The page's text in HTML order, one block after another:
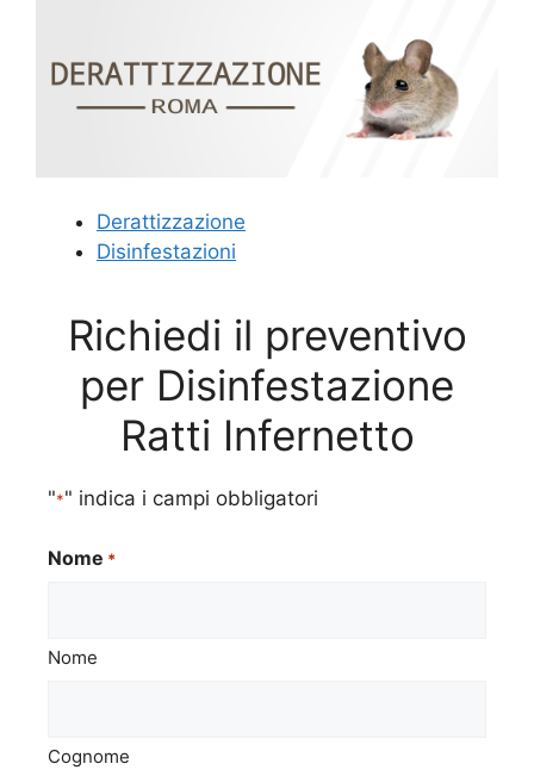
Derattizzazione
Disinfestazioni
Richiedi il preventivo
per Disinfestazione
Ratti Infernetto
"*" indica i campi obbligatori
Nome *
Nome
Cognome